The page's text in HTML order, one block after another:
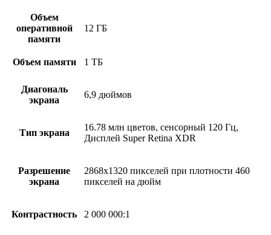
Объем
оперативной
памяти
12 ГБ
Объем памяти 1 ТБ
Диагональ
экрана
6,9 дюймов
Тип экрана
16.78 млн цветов, сенсорный 120 Гц,
Дисплей Super Retina XDR
Разрешение
экрана
2868х1320 пикселей при плотности 460
пикселей на дюйм
Контрастность 2 000 000:1